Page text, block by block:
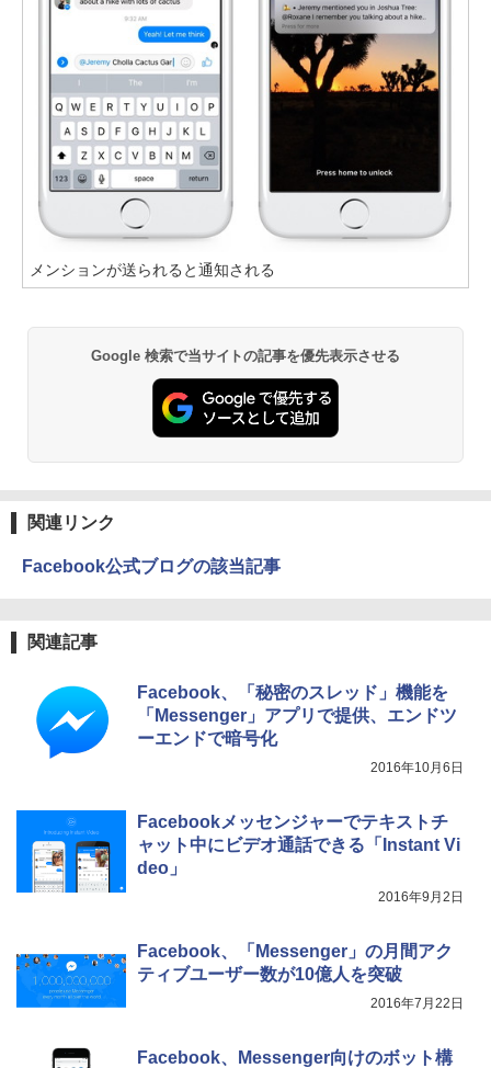
メンションが送られると通知される
Google 検索で当サイトの記事を優先表示させる
関連リンク
Facebook公式ブログの該当記事
関連記事
Facebook、「秘密のスレッド」機能を
「Messenger」アプリで提供、エンドツ
ーエンドで暗号化
2016年10月6日
Facebookメッセンジャーでテキストチ
ャット中にビデオ通話できる「Instant Vi
deo」
2016年9月2日
Facebook、「Messenger」の月間アク
ティブユーザー数が10億人を突破
2016年7月22日
Facebook、Messenger向けのボット構